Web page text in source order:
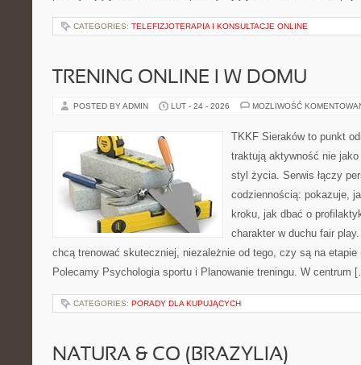
CATEGORIES: TELEFIZJOTERAPIA I KONSULTACJE ONLINE
TRENING ONLINE I W DOMU
POSTED BY ADMIN LUT - 24 - 2026 MOŻLIWOŚĆ
TKKF Sieraków to punkt
traktują aktywność nie
styl życia. Serwis łączy
codziennością: pokazuje,
kroku, jak dbać o
charakter w duchu fair
chcą trenować skuteczniej, niezależnie od tego, czy są na etapie
Polecamy Psychologia sportu i Planowanie treningu. W centrum
CATEGORIES: PORADY DLA KUPUJĄCYCH
NATURA & CO (BRAZYLIA)